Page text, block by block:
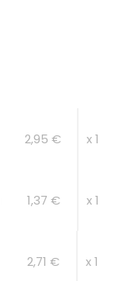
2,95 € x 1
1,37 € x 1
2,71 € x 1